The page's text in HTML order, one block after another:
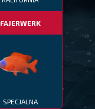
FAJERWERK
SPECJALNA